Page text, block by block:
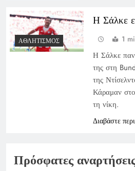
ΑΘΛΗΤΙΣΜΌΣ
Η Σάλκε
1
Η Σάλκε
της στη
της
Κάραμαν
τη νίκη.
Διαβάστε
Πρόσφατες